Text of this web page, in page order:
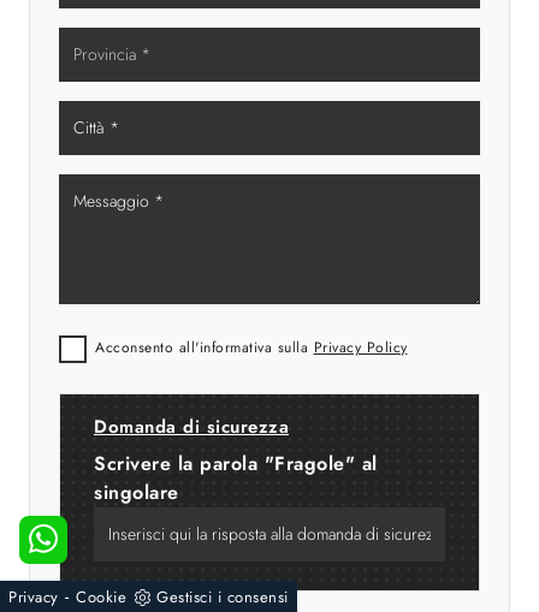
Acconsento all'informativa sulla Privacy Policy
Domanda di sicurezza
Scrivere la parola "Fragole" al
singolare
Privacy - Cookie Gestisci i consensi